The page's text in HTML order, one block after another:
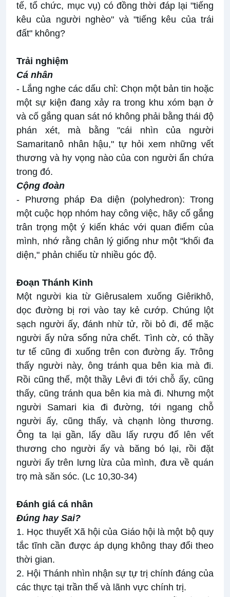
tế, tổ chức, mục vụ) có đồng thời đáp lại "tiếng
kêu của người nghèo" và "tiếng kêu của trái
đất" không?
Trải nghiệm
Cá nhân
- Lắng nghe các dấu chỉ: Chọn một bản tin hoặc
một sự kiện đang xảy ra trong khu xóm bạn ở
và cố gắng quan sát nó không phải bằng thái độ
phán xét, mà bằng "cái nhìn của người
Samaritanô nhân hậu," tự hỏi xem những vết
thương và hy vọng nào của con người ẩn chứa
trong đó.
Cộng đoàn
- Phương pháp Đa diện (polyhedron): Trong
một cuộc họp nhóm hay công việc, hãy cố gắng
trân trọng một ý kiến khác với quan điểm của
mình, nhớ rằng chân lý giống như một "khối đa
diện," phản chiếu từ nhiều góc độ.
Đoạn Thánh Kinh
Một người kia từ Giêrusalem xuống Giêrikhô,
dọc đường bị rơi vào tay kẻ cướp. Chúng lột
sạch người ấy, đánh nhừ tử, rồi bỏ đi, để mặc
người ấy nửa sống nửa chết. Tình cờ, có thầy
tư tế cũng đi xuống trên con đường ấy. Trông
thấy người này, ông tránh qua bên kia mà đi.
Rồi cũng thế, một thầy Lêvi đi tới chỗ ấy, cũng
thấy, cũng tránh qua bên kia mà đi. Nhưng một
người Samari kia đi đường, tới ngang chỗ
người ấy, cũng thấy, và chạnh lòng thương.
Ông ta lại gần, lấy dầu lấy rượu đổ lên vết
thương cho người ấy và băng bó lại, rồi đặt
người ấy trên lưng lừa của mình, đưa về quán
trọ mà săn sóc. (Lc 10,30-34)
Đánh giá cá nhân
Đúng hay Sai?
1. Học thuyết Xã hội của Giáo hội là một bộ quy
tắc tĩnh cần được áp dụng không thay đổi theo
thời gian.
2. Hội Thánh nhìn nhận sự tự trị chính đáng của
các thực tại trần thế và lãnh vực chính trị.